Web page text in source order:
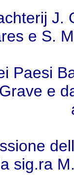
J.
e S.
Paesi
e
sig.ra